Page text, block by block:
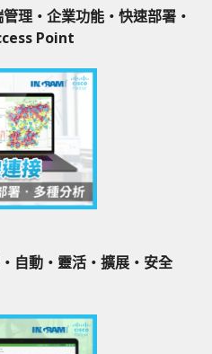
管理‧企業功能‧快速部署‧
Point
‧自動‧靈活‧擴展‧安全